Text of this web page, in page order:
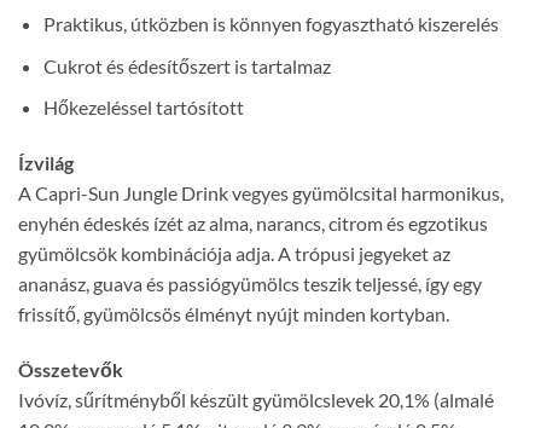
Praktikus, útközben is könnyen fogyasztható kiszerelés
Cukrot és édesítőszert is tartalmaz
Hőkezeléssel tartósított
Ízvilág
A Capri-Sun Jungle Drink vegyes gyümölcsital harmonikus,
enyhén édeskés ízét az alma, narancs, citrom és egzotikus
gyümölcsök kombinációja adja. A trópusi jegyeket az
ananász, guava és passiógyümölcs teszik teljessé, így egy
frissítő, gyümölcsös élményt nyújt minden kortyban.
Összetevők
Ivóvíz, sűrítményből készült gyümölcslevek 20,1% (almalé